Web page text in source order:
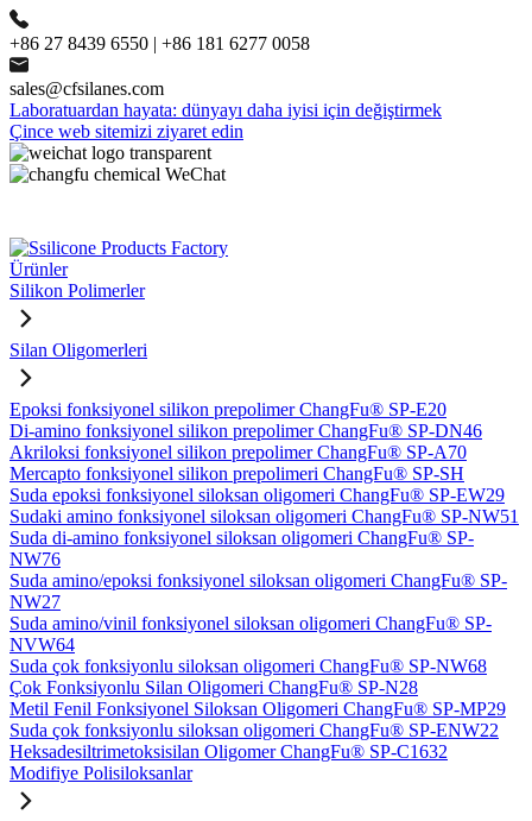
+86 27 8439 6550 | +86 181 6277 0058
sales@cfsilanes.com
Laboratuardan hayata: dünyayı daha iyisi için değiştirmek
Çince web sitemizi ziyaret edin
Ürünler
Silikon Polimerler
Silan Oligomerleri
Epoksi fonksiyonel silikon prepolimer ChangFu® SP-E20
Di-amino fonksiyonel silikon prepolimer ChangFu® SP-DN46
Akriloksi fonksiyonel silikon prepolimer ChangFu® SP-A70
Mercapto fonksiyonel silikon prepolimeri ChangFu® SP-SH
Suda epoksi fonksiyonel siloksan oligomeri ChangFu® SP-EW29
Sudaki amino fonksiyonel siloksan oligomeri ChangFu® SP-NW51
Suda di-amino fonksiyonel siloksan oligomeri ChangFu® SP-
NW76
Suda amino/epoksi fonksiyonel siloksan oligomeri ChangFu® SP-
NW27
Suda amino/vinil fonksiyonel siloksan oligomeri ChangFu® SP-
NVW64
Suda çok fonksiyonlu siloksan oligomeri ChangFu® SP-NW68
Çok Fonksiyonlu Silan Oligomeri ChangFu® SP-N28
Metil Fenil Fonksiyonel Siloksan Oligomeri ChangFu® SP-MP29
Suda çok fonksiyonlu siloksan oligomeri ChangFu® SP-ENW22
Heksadesiltrimetoksisilan Oligomer ChangFu® SP-C1632
Modifiye Polisiloksanlar